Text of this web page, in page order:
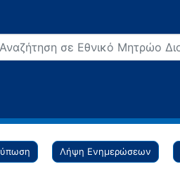
Λήψη Ενημερώσεων